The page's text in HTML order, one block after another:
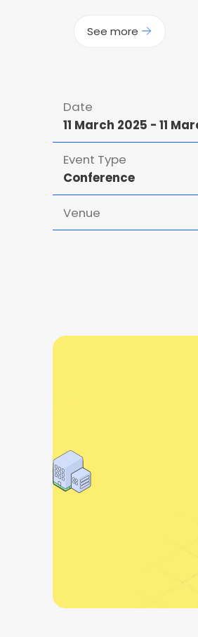
See more
Date
11 March 2025 - 11
Event Type
Conference
Venue